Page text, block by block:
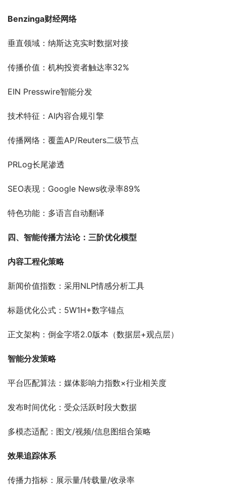
Benzinga财经网络
垂直领域：纳斯达克实时数据对接
传播价值：机构投资者触达率32%
EIN Presswire智能分发
技术特征：AI内容合规引擎
传播网络：覆盖AP/Reuters二级节点
PRLog长尾渗透
SEO表现：Google News收录率89%
特色功能：多语言自动翻译
四、智能传播方法论：三阶优化模型
内容工程化策略
新闻价值指数：采用NLP情感分析工具
标题优化公式：5W1H+数字锚点
正文架构：倒金字塔2.0版本（数据层+观点层）
智能分发策略
平台匹配算法：媒体影响力指数×行业相关度
发布时间优化：受众活跃时段大数据
多模态适配：图文/视频/信息图组合策略
效果追踪体系
传播力指标：展示量/转载量/收录率